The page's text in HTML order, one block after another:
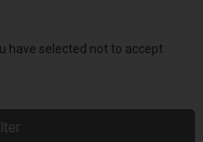
have selected not to accept